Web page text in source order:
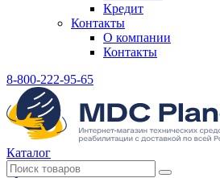
Кредит
Контакты
О компании
Контакты
8-800-222-95-65
Каталог